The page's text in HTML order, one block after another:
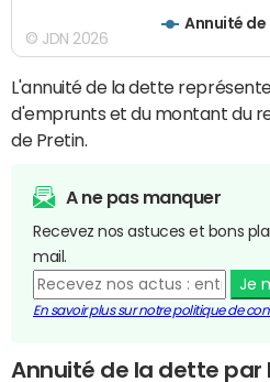
Annuité
© JDN 2026
L'annuité de la dette
d'emprunts et du montant du
de Pretin.
A ne pas manquer
Recevez nos astuces et bons
mail.
Je
En savoir plus sur notre politique de
Annuité de la dette